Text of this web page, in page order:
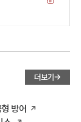
더보기
방어